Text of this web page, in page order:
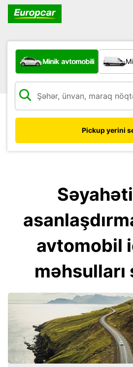
Hansı növ nəqliyyat vasitəsi?
Minik avtomobili
Pickup yerini
avtomobil
məhsulları